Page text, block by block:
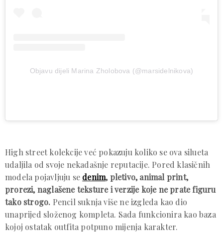
Objavu dijeli Marina Zholobova (@marsidelnikova)
High street kolekcije već pokazuju koliko se ova silueta
udaljila od svoje nekadašnje reputacije. Pored klasičnih
modela pojavljuju se denim, pletivo, animal print,
prorezi, naglašene teksture i verzije koje ne prate figuru
tako strogo. Pencil suknja više ne izgleda kao dio
unaprijed složenog kompleta. Sada funkcionira kao baza
kojoj ostatak outfita potpuno mijenja karakter.